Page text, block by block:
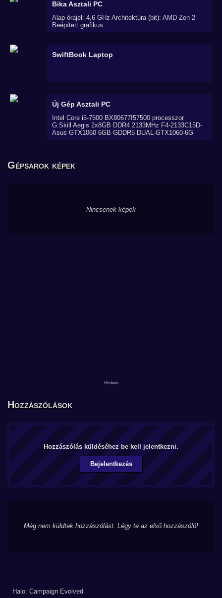
BikaAsztali PC
Alap órajel: 4,6 GHz Architektúra (bit): AMD Zen 2
Beépített grafikus …
SwiftBook Laptop
Új Gép Asztali PC
Intel Core i5-7500 BX80677I57500 processzor
G.Skill Aegis 2x8GB DDR4 2133MHz F4-2133C15D-
Asus GTX1060 6GB GDDR5 DUAL-GTX1060-6G
Gépsarok képek
Nincsenek képek
Hozzászólások
Hozzászólás küldéséhez be kell jelentkezni.
Bejelentkezés
Még nem küldtek hozzászólást. Légy te az első hozzászóló!
Halo: Campaign Evolved